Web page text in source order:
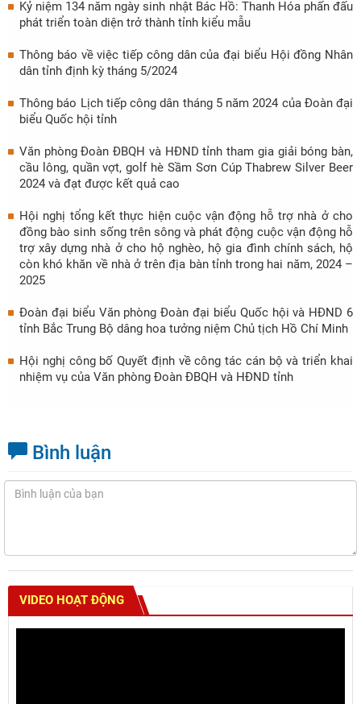
Kỷ niệm 134 năm ngày sinh nhật Bác Hồ: Thanh Hóa phấn đấu
phát triển toàn diện trở thành tỉnh kiểu mẫu
Thông báo về việc tiếp công dân của đại biểu Hội đồng Nhân
dân tỉnh định kỳ tháng 5/2024
Thông báo Lịch tiếp công dân tháng 5 năm 2024 của Đoàn đại
biểu Quốc hội tỉnh
Văn phòng Đoàn ĐBQH và HĐND tỉnh tham gia giải bóng bàn,
cầu lông, quần vợt, golf hè Sầm Sơn Cúp Thabrew Silver Beer
2024 và đạt được kết quả cao
Hội nghị tổng kết thực hiện cuộc vận động hỗ trợ nhà ở cho
đồng bào sinh sống trên sông và phát động cuộc vận động hỗ
trợ xây dựng nhà ở cho hộ nghèo, hộ gia đình chính sách, hộ
còn khó khăn về nhà ở trên địa bàn tỉnh trong hai năm, 2024 –
2025
Đoàn đại biểu Văn phòng Đoàn đại biểu Quốc hội và HĐND 6
tỉnh Bắc Trung Bộ dâng hoa tưởng niệm Chủ tịch Hồ Chí Minh
Hội nghị công bố Quyết định về công tác cán bộ và triển khai
nhiệm vụ của Văn phòng Đoàn ĐBQH và HĐND tỉnh
Bình luận
VIDEO HOẠT ĐỘNG